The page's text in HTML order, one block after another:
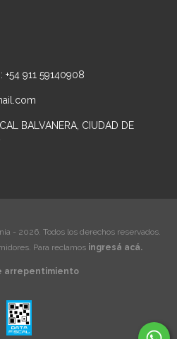
911 59140908
BALVANERA, CIUDAD DE
- 2026. Todos los derechos reservados.
Para reclamos ingresá acá.
arrepentimiento